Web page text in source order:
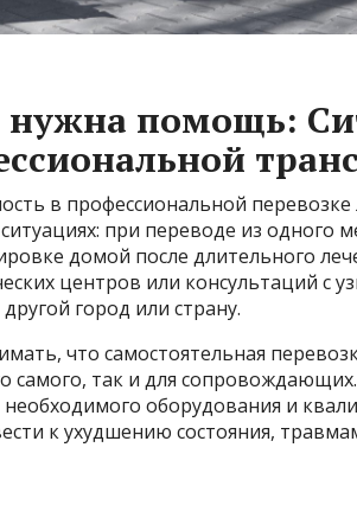
нужна помощь:
в профессиональной
при переводе из одного
домой после длительного
центров или консультаций с
город или страну.
что самостоятельная
самого, так и для
необходимого оборудования и
к ухудшению состояния,